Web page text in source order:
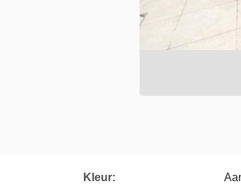
Kleur: